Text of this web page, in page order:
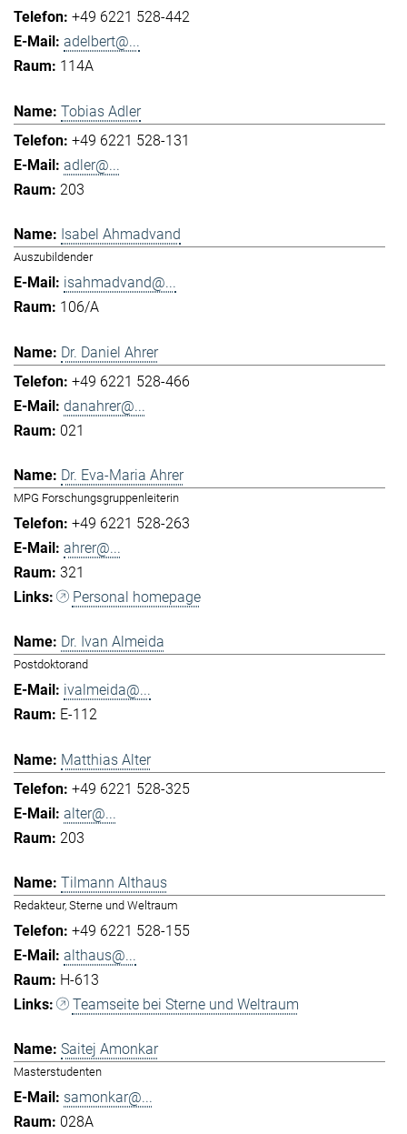
+49 6221 528-442
adelbert@...
114A
Tobias Adler
+49 6221 528-131
adler@...
203
Isabel Ahmadvand
Auszubildender
isahmadvand@...
106/A
Dr. Daniel Ahrer
+49 6221 528-466
danahrer@...
021
Dr. Eva-Maria Ahrer
MPG Forschungsgruppenleiterin
+49 6221 528-263
ahrer@...
321
Personal homepage
Dr. Ivan Almeida
Postdoktorand
ivalmeida@...
E-112
Matthias Alter
+49 6221 528-325
alter@...
203
Tilmann Althaus
Redakteur, Sterne und Weltraum
+49 6221 528-155
althaus@...
H-613
Teamseite bei Sterne und Weltraum
Saitej Amonkar
Masterstudenten
samonkar@...
028A